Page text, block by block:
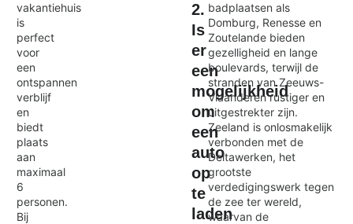
vakantiehuis
is
perfect
voor
een
ontspannen
verblijf
en
biedt
plaats
aan
maximaal
6
personen.
Bij
2.
Is
er
een
mogelijkheid
om
een
auto
op
te
laden
badplaatsen als
Domburg, Renesse en
Zoutelande bieden
gezelligheid en lange
boulevards, terwijl de
stranden van Zeeuws-
Vlaanderen rustiger en
uitgestrekter zijn.
Zeeland is onlosmakelijk
verbonden met de
Deltawerken, het
grootste
verdedigingswerk tegen
de zee ter wereld,
waarvan de